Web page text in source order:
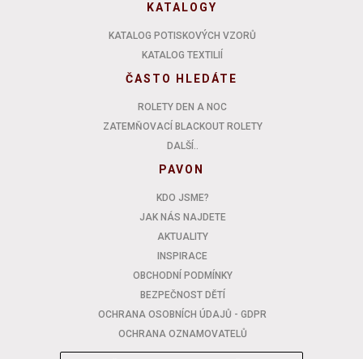
KATALOGY
KATALOG POTISKOVÝCH VZORŮ
KATALOG TEXTILIÍ
ČASTO HLEDÁTE
ROLETY DEN A NOC
ZATEMŇOVACÍ BLACKOUT ROLETY
DALŠÍ..
PAVON
KDO JSME?
JAK NÁS NAJDETE
AKTUALITY
INSPIRACE
OBCHODNÍ PODMÍNKY
BEZPEČNOST DĚTÍ
OCHRANA OSOBNÍCH ÚDAJŮ - GDPR
OCHRANA OZNAMOVATELŮ